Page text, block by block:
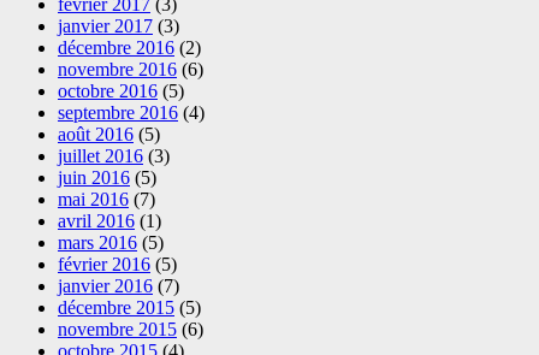
février 2017 (3)
janvier 2017 (3)
décembre 2016 (2)
novembre 2016 (6)
octobre 2016 (5)
septembre 2016 (4)
août 2016 (5)
juillet 2016 (3)
juin 2016 (5)
mai 2016 (7)
avril 2016 (1)
mars 2016 (5)
février 2016 (5)
janvier 2016 (7)
décembre 2015 (5)
novembre 2015 (6)